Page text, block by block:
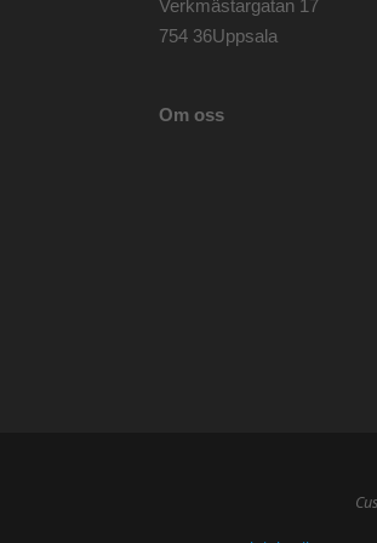
Verkmästargatan 17
754 36Uppsala
Om oss